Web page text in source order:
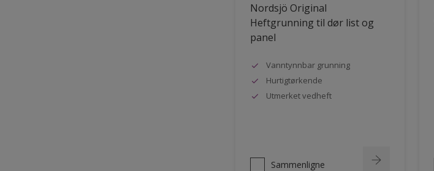
Nordsjö Original
Heftgrunning til dør list og
panel
Vanntynnbar grunning
Hurtigtørkende
Utmerket vedheft
Sammenligne